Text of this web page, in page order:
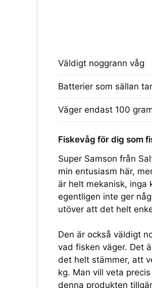
Väldigt noggrann våg
Batterier som sällan
Väger endast 100
Fiskevåg för dig som
Super Samson från
min entusiasm här,
är helt mekanisk, inga
egentligen inte ger
utöver att det helt
Den är också väldigt
vad fisken väger. Det
det helt stämmer, att
kg. Man vill veta
denna produkten